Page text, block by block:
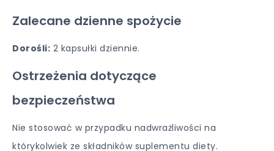
Zalecane dzienne spożycie
Dorośli: 2 kapsułki dziennie.
Ostrzeżenia dotyczące
bezpieczeństwa
Nie stosować w przypadku nadwrażliwości na
którykolwiek ze składników suplementu diety.